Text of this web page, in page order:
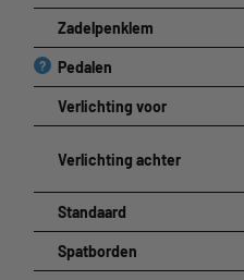
Zadelpenklem
Pedalen
?
Verlichting voor
Verlichting achter
Standaard
Spatborden